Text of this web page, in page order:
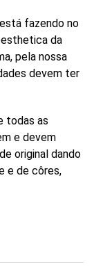
fazendo no
da
pela nossa
devem ter
todas as
e devem
original dando
e de côres,